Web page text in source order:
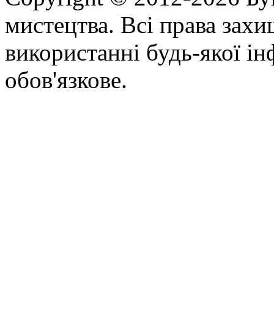
мистецтва. Всі права
використанні будь-якої
обов'язкове.